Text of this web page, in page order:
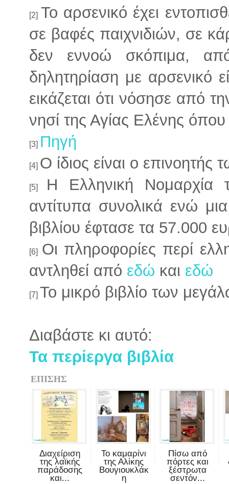
[2] Το αρσενικό έχει
σε βαφές παιχνιδιών, σε
δεν εννοώ σκόπιμα,
δηλητηρίαση με αρσενικό
εικάζεται ότι νόσησε από
νησί της Αγίας Ελένης
[3] Πηγή
[4] Ο ίδιος είναι ο
[5]
Η Ελληνική Νομαρχία
αντίτυπα συνολικά ενώ
βιβλίου έφτασε τα 57.000
[6] Οι πληροφορίες περί
αντληθεί από εδώ και εδώ
[7] Το μικρό βιβλίο των
Διαβάστε κι αυτό:
Τα περίεργα βιβλία
ΕΠΙΣΗΣ
Διαχείριση
της λαϊκής
παράδοσης
και...
Το καμαρίνι
της Αλίκης
Βουγιουκλάκ
η
Πίσω από
πόρτες και
ξέστρωτα
σεντόν...